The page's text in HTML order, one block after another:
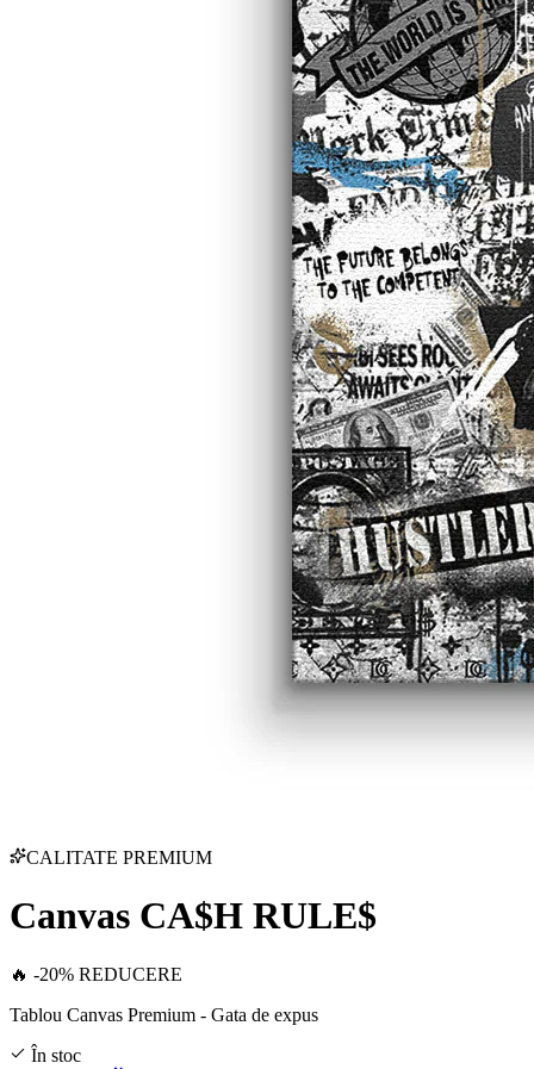
CALITATE PREMIUM
Canvas CA$H RULE$
🔥 -20% REDUCERE
Tablou Canvas Premium - Gata de expus
În stoc